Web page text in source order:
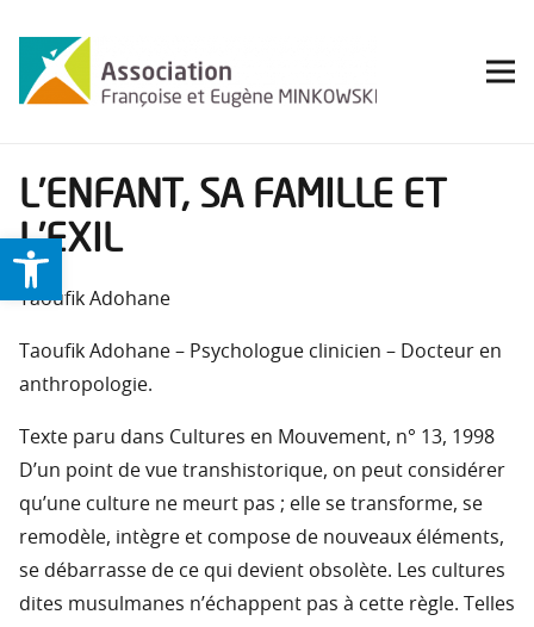
Ouvrir la barre d’outils
L’ENFANT, SA FAMILLE ET
L’EXIL
Taoufik Adohane
Taoufik Adohane – Psychologue clinicien – Docteur en
anthropologie.
Texte paru dans Cultures en Mouvement, n° 13, 1998
D’un point de vue transhistorique, on peut considérer
qu’une culture ne meurt pas ; elle se transforme, se
remodèle, intègre et compose de nouveaux éléments,
se débarrasse de ce qui devient obsolète. Les cultures
dites musulmanes n’échappent pas à cette règle. Telles